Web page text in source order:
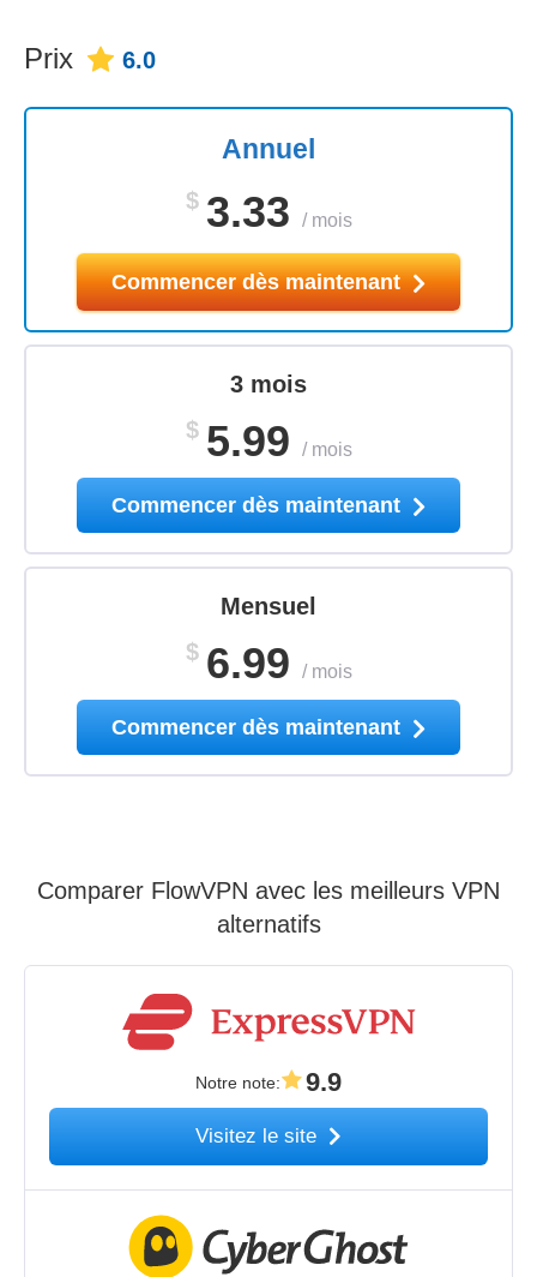
Prix 6.0
Annuel
$ 3.33 / mois
Commencer dès maintenant
3 mois
$ 5.99 / mois
Commencer dès maintenant
Mensuel
$ 6.99 / mois
Commencer dès maintenant
Comparer FlowVPN avec les meilleurs VPN
alternatifs
Notre note: 9.9
Visitez le site